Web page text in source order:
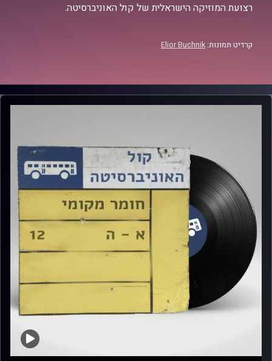
רצועת המוזיקה הישראלית של קול האוניברסיטה.
קרדיט תמונות: Elior Buchnik